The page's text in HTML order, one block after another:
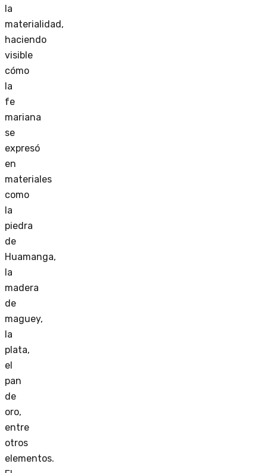
la
materialidad,
haciendo
visible
cómo
la
fe
mariana
se
expresó
en
materiales
como
la
piedra
de
Huamanga,
la
madera
de
maguey,
la
plata,
el
pan
de
oro,
entre
otros
elementos.